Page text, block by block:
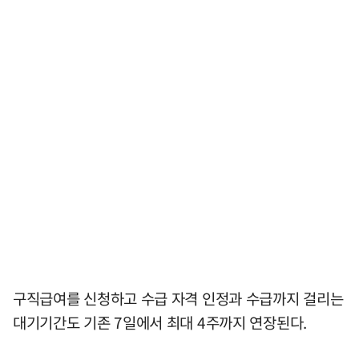
구직급여를 신청하고 수급 자격 인정과 수급까지 걸리는
대기기간도 기존 7일에서 최대 4주까지 연장된다.